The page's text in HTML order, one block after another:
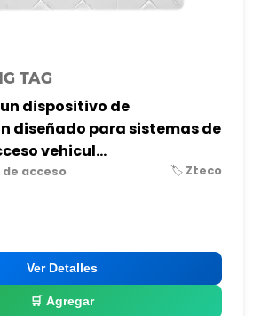
TAG
un dispositivo de
diseñado para sistemas de
vehicul...
de acceso 🏷️ Zteco
Ver Detalles
🛒 Agregar